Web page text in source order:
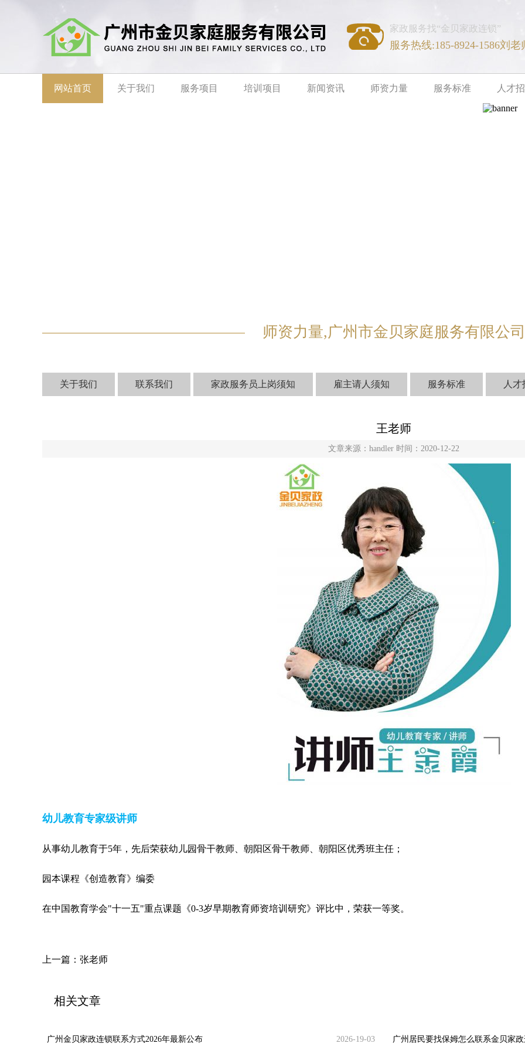
家政服务找“金贝家政连锁”
服务热线:185-8924-1586刘老
网站首页 关于我们 服务项目 培训项目 新闻资讯 师资力量 服务标准 人才
师资力量,广州市金贝家庭服务有限公司
关于我们 联系我们 家政服务员上岗须知 雇主请人须知 服务标准 人
王老师
文章来源：handler 时间：2020-12-22
幼儿教育专家级讲师
从事幼儿教育于5年，先后荣获幼儿园骨干教师、朝阳区骨干教师、朝阳区优秀班主任；
园本课程《创造教育》编委
在中国教育学会"十一五"重点课题《0-3岁早期教育师资培训研究》评比中，荣获一等奖。
上一篇： 张老师
相关文章
2026-19-03
广州金贝家政连锁联系方式2026年最新公布 广州居民要找保姆怎么联系金贝家